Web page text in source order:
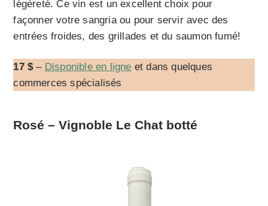
légèreté. Ce vin est un excellent choix pour
façonner votre sangria ou pour servir avec des
entrées froides, des grillades et du saumon fumé!
17 $– Disponible en ligne et dans quelques
commerces spécialisés
Rosé – Vignoble Le Chat botté